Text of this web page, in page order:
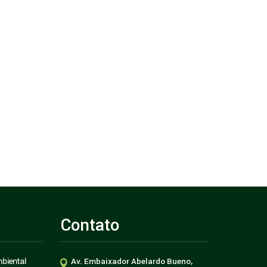
Contato
Av. Embaixador Abelardo Bueno,